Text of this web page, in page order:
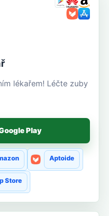
lékařem! Léčte zuby
Play
Aptoide
Store